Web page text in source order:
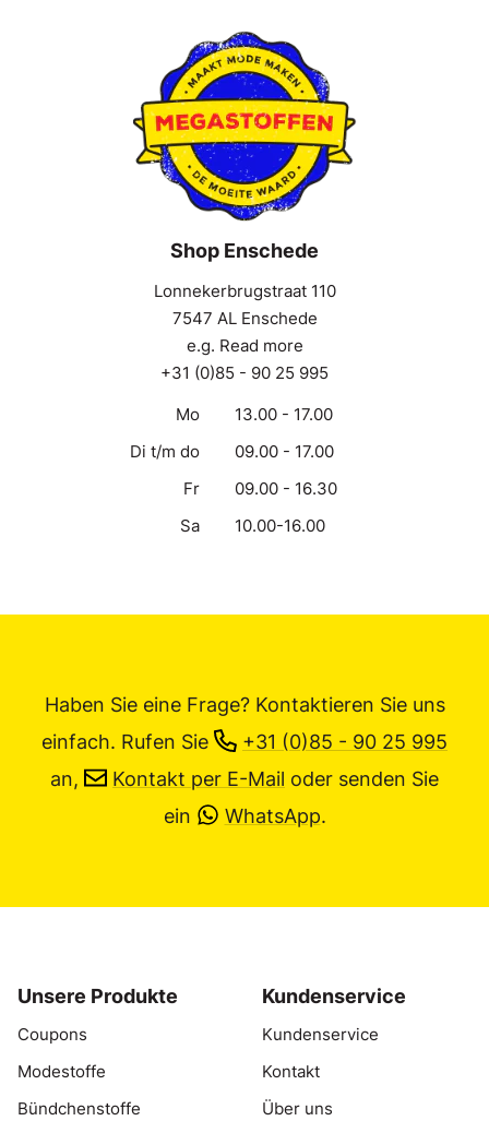
Shop Enschede
Lonnekerbrugstraat 110
7547 AL Enschede
e.g. Read more
+31 (0)85 - 90 25 995
Mo
13.00 - 17.00
Di t/m do
09.00 - 17.00
Fr
09.00 - 16.30
Sa
10.00-16.00
Haben Sie eine Frage? Kontaktieren Sie uns
einfach. Rufen Sie
+31 (0)85 - 90 25 995
an,
Kontakt per E-Mail oder senden Sie
ein
WhatsApp.
Unsere Produkte
Coupons
Modestoffe
Bündchenstoffe
Kundenservice
Kundenservice
Kontakt
Über uns